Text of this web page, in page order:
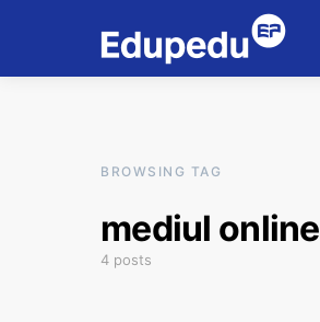
BROWSING TAG
mediul online
4 posts